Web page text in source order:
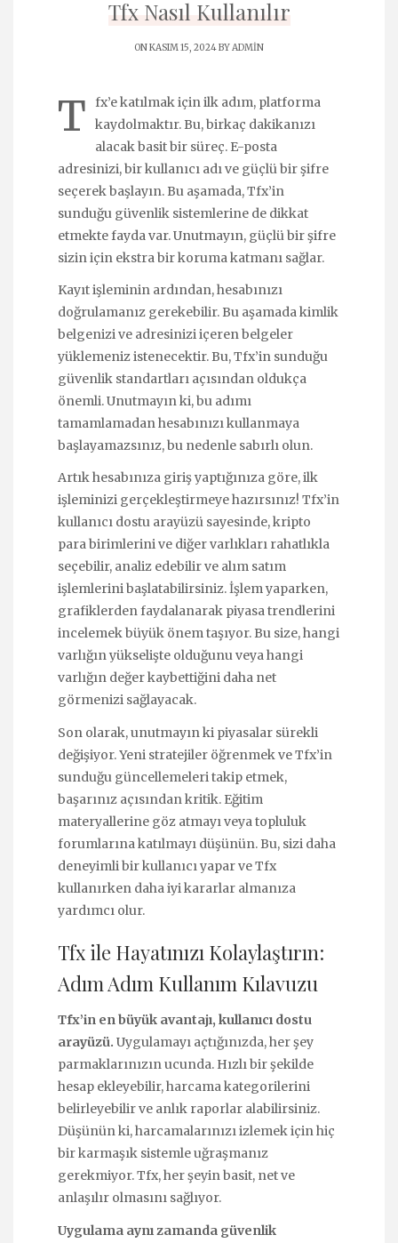
Tfx Nasıl Kullanılır
ON KASIM 15, 2024 BYADMIN
T
fx’e katılmak için ilk adım, platforma
kaydolmaktır. Bu, birkaç dakikanızı
alacak basit bir süreç. E-posta
adresinizi, bir kullanıcı adı ve güçlü bir şifre
seçerek başlayın. Bu aşamada, Tfx’in
sunduğu güvenlik sistemlerine de dikkat
etmekte fayda var. Unutmayın, güçlü bir şifre
sizin için ekstra bir koruma katmanı sağlar.
Kayıt işleminin ardından, hesabınızı
doğrulamanız gerekebilir. Bu aşamada kimlik
belgenizi ve adresinizi içeren belgeler
yüklemeniz istenecektir. Bu, Tfx’in sunduğu
güvenlik standartları açısından oldukça
önemli. Unutmayın ki, bu adımı
tamamlamadan hesabınızı kullanmaya
başlayamazsınız, bu nedenle sabırlı olun.
Artık hesabınıza giriş yaptığınıza göre, ilk
işleminizi gerçekleştirmeye hazırsınız! Tfx’in
kullanıcı dostu arayüzü sayesinde, kripto
para birimlerini ve diğer varlıkları rahatlıkla
seçebilir, analiz edebilir ve alım satım
işlemlerini başlatabilirsiniz. İşlem yaparken,
grafiklerden faydalanarak piyasa trendlerini
incelemek büyük önem taşıyor. Bu size, hangi
varlığın yükselişte olduğunu veya hangi
varlığın değer kaybettiğini daha net
görmenizi sağlayacak.
Son olarak, unutmayın ki piyasalar sürekli
değişiyor. Yeni stratejiler öğrenmek ve Tfx’in
sunduğu güncellemeleri takip etmek,
başarınız açısından kritik. Eğitim
materyallerine göz atmayı veya topluluk
forumlarına katılmayı düşünün. Bu, sizi daha
deneyimli bir kullanıcı yapar ve Tfx
kullanırken daha iyi kararlar almanıza
yardımcı olur.
Tfx ile Hayatınızı Kolaylaştırın:
Adım Adım Kullanım Kılavuzu
Tfx’in en büyük avantajı, kullanıcı dostu
arayüzü. Uygulamayı açtığınızda, her şey
parmaklarınızın ucunda. Hızlı bir şekilde
hesap ekleyebilir, harcama kategorilerini
belirleyebilir ve anlık raporlar alabilirsiniz.
Düşünün ki, harcamalarınızı izlemek için hiç
bir karmaşık sistemle uğraşmanız
gerekmiyor. Tfx, her şeyin basit, net ve
anlaşılır olmasını sağlıyor.
Uygulama aynı zamanda güvenlik